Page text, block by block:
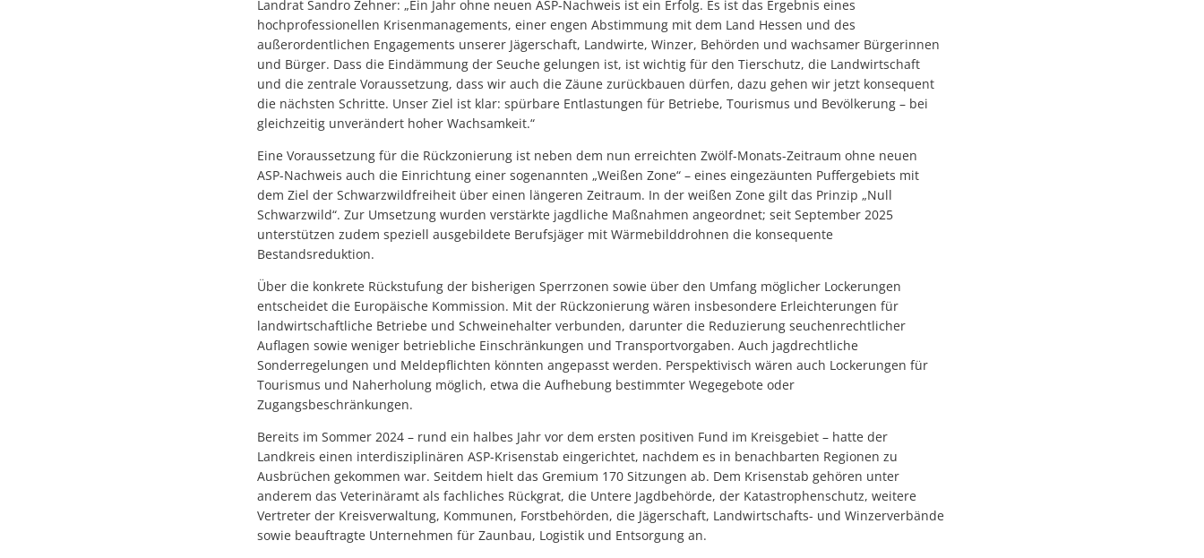
Landrat Sandro Zehner: „Ein Jahr ohne neuen ASP-Nachweis ist ein Erfolg. Es ist das Ergebnis eines
hochprofessionellen Krisenmanagements, einer engen Abstimmung mit dem Land Hessen und des
außerordentlichen Engagements unserer Jägerschaft, Landwirte, Winzer, Behörden und wachsamer Bürgerinnen
und Bürger. Dass die Eindämmung der Seuche gelungen ist, ist wichtig für den Tierschutz, die Landwirtschaft
und die zentrale Voraussetzung, dass wir auch die Zäune zurückbauen dürfen, dazu gehen wir jetzt konsequent
die nächsten Schritte. Unser Ziel ist klar: spürbare Entlastungen für Betriebe, Tourismus und Bevölkerung – bei
gleichzeitig unverändert hoher Wachsamkeit.“
Eine Voraussetzung für die Rückzonierung ist neben dem nun erreichten Zwölf-Monats-Zeitraum ohne neuen
ASP-Nachweis auch die Einrichtung einer sogenannten „Weißen Zone“ – eines eingezäunten Puffergebiets mit
dem Ziel der Schwarzwildfreiheit über einen längeren Zeitraum. In der weißen Zone gilt das Prinzip „Null
Schwarzwild“. Zur Umsetzung wurden verstärkte jagdliche Maßnahmen angeordnet; seit September 2025
unterstützen zudem speziell ausgebildete Berufsjäger mit Wärmebilddrohnen die konsequente
Bestandsreduktion.
Über die konkrete Rückstufung der bisherigen Sperrzonen sowie über den Umfang möglicher Lockerungen
entscheidet die Europäische Kommission. Mit der Rückzonierung wären insbesondere Erleichterungen für
landwirtschaftliche Betriebe und Schweinehalter verbunden, darunter die Reduzierung seuchenrechtlicher
Auflagen sowie weniger betriebliche Einschränkungen und Transportvorgaben. Auch jagdrechtliche
Sonderregelungen und Meldepflichten könnten angepasst werden. Perspektivisch wären auch Lockerungen für
Tourismus und Naherholung möglich, etwa die Aufhebung bestimmter Wegegebote oder
Zugangsbeschränkungen.
Bereits im Sommer 2024 – rund ein halbes Jahr vor dem ersten positiven Fund im Kreisgebiet – hatte der
Landkreis einen interdisziplinären ASP-Krisenstab eingerichtet, nachdem es in benachbarten Regionen zu
Ausbrüchen gekommen war. Seitdem hielt das Gremium 170 Sitzungen ab. Dem Krisenstab gehören unter
anderem das Veterinäramt als fachliches Rückgrat, die Untere Jagdbehörde, der Katastrophenschutz, weitere
Vertreter der Kreisverwaltung, Kommunen, Forstbehörden, die Jägerschaft, Landwirtschafts- und Winzerverbände
sowie beauftragte Unternehmen für Zaunbau, Logistik und Entsorgung an.